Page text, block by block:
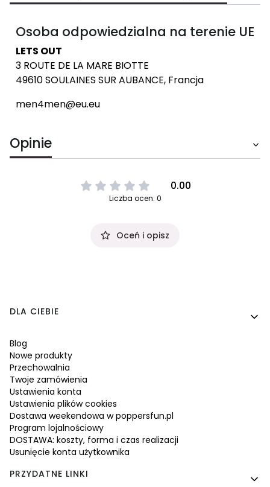
Osoba odpowiedzialna na terenie UE
LETS OUT
3 ROUTE DE LA MARE BIOTTE
49610 SOULAINES SUR AUBANCE, Francja
men4men@eu.eu
Opinie
0.00
Liczba ocen: 0
Oceń i opisz
Linki w stopce
DLA CIEBIE
Blog
Nowe produkty
Przechowalnia
Twoje zamówienia
Ustawienia konta
Ustawienia plików cookies
Dostawa weekendowa w poppersfun.pl
Program lojalnościowy
DOSTAWA: koszty, forma i czas realizacji
Usunięcie konta użytkownika
PRZYDATNE LINKI